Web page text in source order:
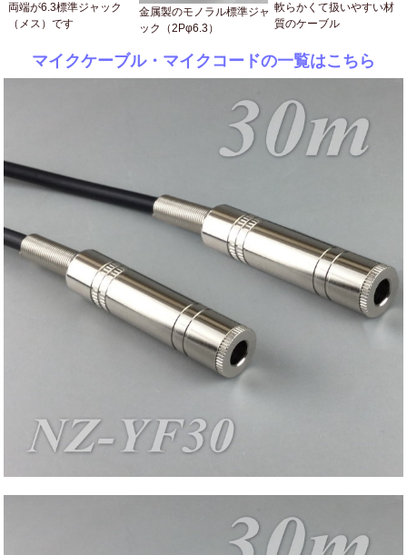
両端が6.3標準ジャック
（メス）です
金属製のモノラル標準ジャ
ック（2Pφ6.3）
軟らかくて扱いやすい材
質のケーブル
マイクケーブル・マイクコードの一覧はこちら